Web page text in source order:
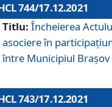
744/17.12.2021
Titlu: Încheierea
asociere în
între Municipiul Brașov
743/17.12.2021